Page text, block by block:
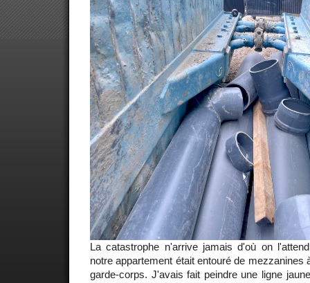
La catastrophe n'arrive jamais d'où on
notre appartement était entouré de mezzanines
garde-corps. J'avais fait peindre une ligne